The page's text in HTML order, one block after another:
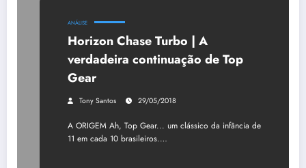
ANÁLISE
Horizon Chase Turbo | A
verdadeira continuação de Top
Gear
Tony Santos 29/05/2018
A ORIGEM Ah, Top Gear... um clássico da infância de
11 em cada 10 brasileiros.…